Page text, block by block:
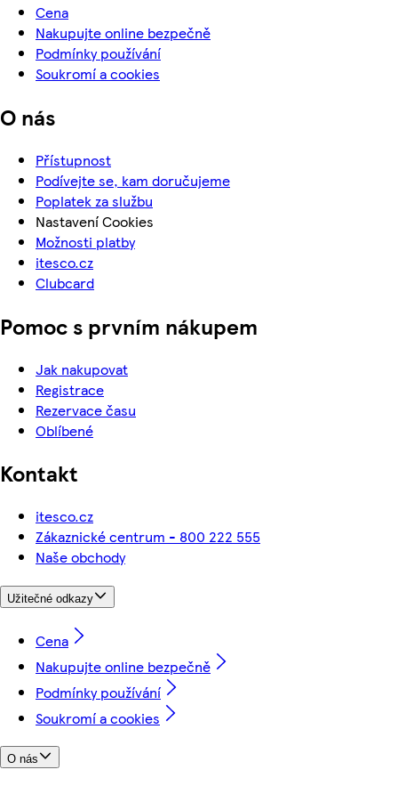
Cena
Nakupujte online bezpečně
Podmínky používání
Soukromí a cookies
O nás
Přístupnost
Podívejte se, kam doručujeme
Poplatek za službu
Nastavení Cookies
Možnosti platby
itesco.cz
Clubcard
Pomoc s prvním nákupem
Jak nakupovat
Registrace
Rezervace času
Oblíbené
Kontakt
itesco.cz
Zákaznické centrum - 800 222 555
Naše obchody
Užitečné odkazy
Cena
Nakupujte online bezpečně
Podmínky používání
Soukromí a cookies
O nás